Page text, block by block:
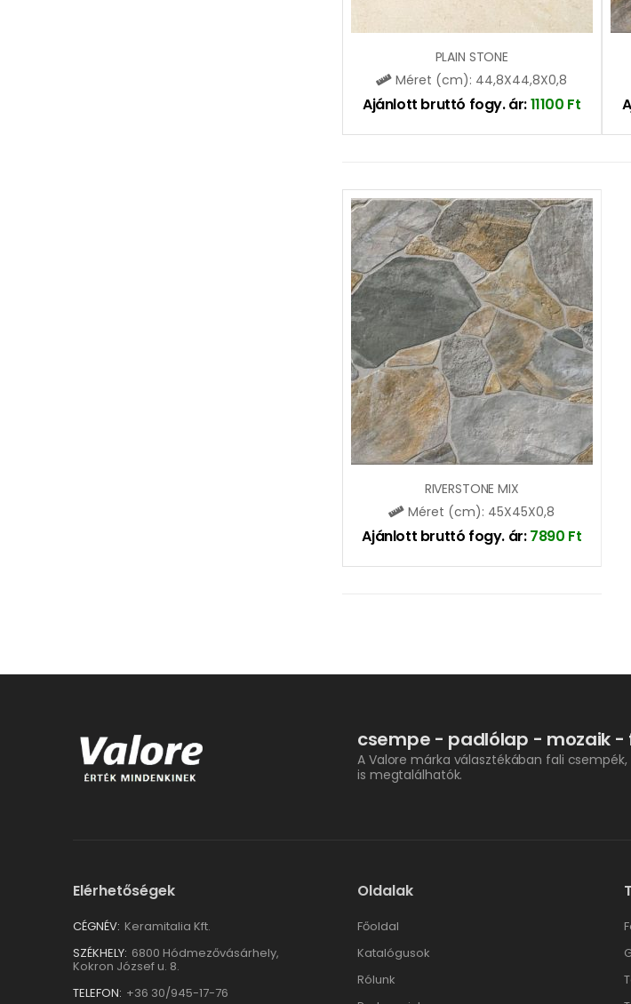
PLAIN STONE
Méret (cm): 44,8X44,8X0,8
Ajánlott bruttó fogy. ár:11100 Ft
RIVERSTONE MIX
Méret (cm): 45X45X0,8
Ajánlott bruttó fogy. ár:7890 Ft
csempe - padlólap - mozaik
A Valore márka választékában fali
is megtalálhatók.
Elérhetőségek
CÉGNÉV: Keramitalia Kft.
SZÉKHELY: 6800 Hódmezővásárhely,
Kokron József u. 8.
TELEFON: +36 30/945-17-76
Oldalak
Főoldal
Katalógusok
Rólunk